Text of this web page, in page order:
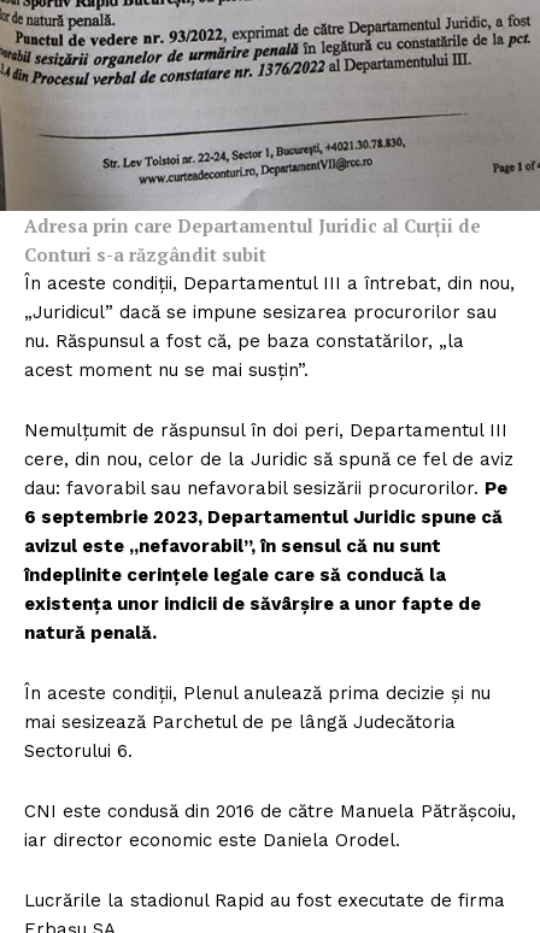
Adresa prin care Departamentul Juridic al Curții de
Conturi s-a răzgândit subit
În aceste condiții, Departamentul III a întrebat, din nou,
„Juridicul” dacă se impune sesizarea procurorilor sau
nu. Răspunsul a fost că, pe baza constatărilor, „la
acest moment nu se mai susțin”.
Nemulțumit de răspunsul în doi peri, Departamentul III
cere, din nou, celor de la Juridic să spună ce fel de aviz
dau: favorabil sau nefavorabil sesizării procurorilor. Pe
6 septembrie 2023, Departamentul Juridic spune că
avizul este „nefavorabil”, în sensul că nu sunt
îndeplinite cerințele legale care să conducă la
existența unor indicii de săvârșire a unor fapte de
natură penală.
În aceste condiții, Plenul anulează prima decizie și nu
mai sesizează Parchetul de pe lângă Judecătoria
Sectorului 6.
CNI este condusă din 2016 de către Manuela Pătrășcoiu,
iar director economic este Daniela Orodel.
Lucrările la stadionul Rapid au fost executate de firma